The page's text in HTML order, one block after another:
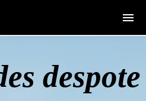
despote